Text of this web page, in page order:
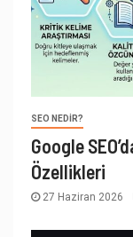
SEO NEDIR?
Google
Özellikleri
27 Haziran 2026